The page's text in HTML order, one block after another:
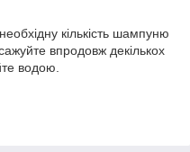
кількість шампуню
впродовж декількох
водою.